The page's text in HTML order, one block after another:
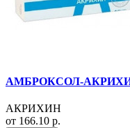
АМБРОКСОЛ-
АКРИХИН
от 166.10 р.